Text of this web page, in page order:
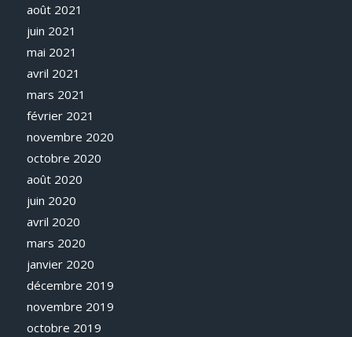
août 2021
juin 2021
mai 2021
avril 2021
mars 2021
février 2021
novembre 2020
octobre 2020
août 2020
juin 2020
avril 2020
mars 2020
janvier 2020
décembre 2019
novembre 2019
octobre 2019